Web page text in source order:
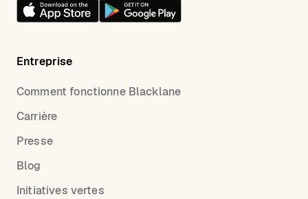
Entreprise
Comment fonctionne Blacklane
Carrière
Presse
Blog
Initiatives vertes